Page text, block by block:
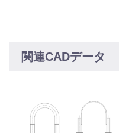
関連CADデータ